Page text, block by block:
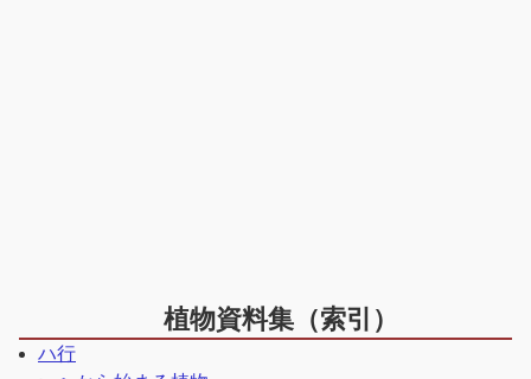
植物資料集（索引）
ハ行